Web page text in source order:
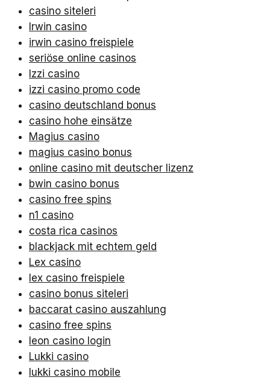
casino siteleri
Irwin casino
irwin casino freispiele
seriöse online casinos
Izzi casino
izzi casino promo code
casino deutschland bonus
casino hohe einsätze
Magius casino
magius casino bonus
online casino mit deutscher lizenz
bwin casino bonus
casino free spins
n1 casino
costa rica casinos
blackjack mit echtem geld
Lex casino
lex casino freispiele
casino bonus siteleri
baccarat casino auszahlung
casino free spins
leon casino login
Lukki casino
lukki casino mobile